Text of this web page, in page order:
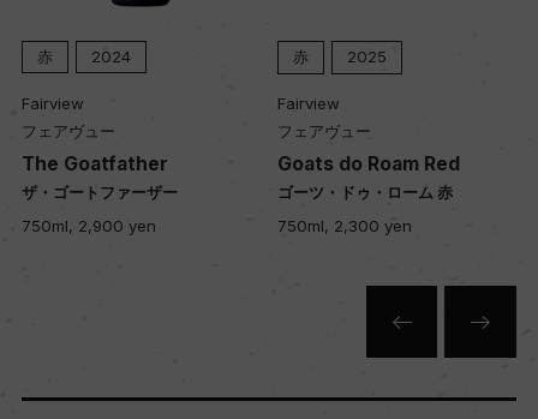
ファーザー
yen
Goats do Roam Red
ゴーツ・ドゥ・ローム 赤
750ml, 2,300 yen
Goats do
ゴーツ・ドゥ